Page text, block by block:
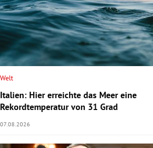
Welt
Italien: Hier erreichte das Meer eine
Rekordtemperatur von 31 Grad
07.08.2026